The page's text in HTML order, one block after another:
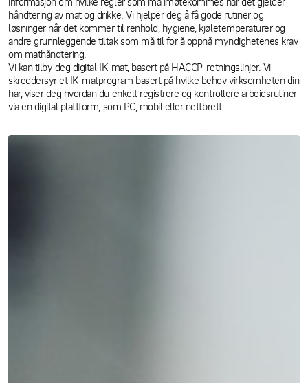
håndtering av mat og drikke. Vi hjelper deg å få gode rutiner og
løsninger når det kommer til renhold, hygiene, kjøletemperaturer og
andre grunnleggende tiltak som må til for å oppnå myndighetenes krav
om mathåndtering.
Vi kan tilby deg digital IK-mat, basert på HACCP-retningslinjer. Vi
skreddersyr et IK-matprogram basert på hvilke behov virksomheten din
har, viser deg hvordan du enkelt registrere og kontrollere arbeidsrutiner
via en digital plattform, som PC, mobil eller nettbrett.